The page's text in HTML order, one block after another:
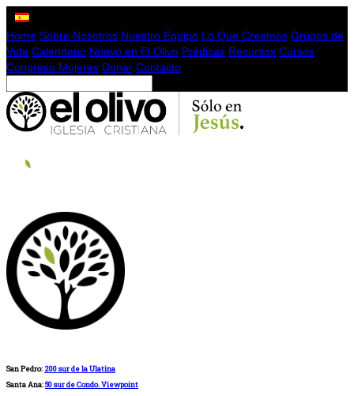
Home Sobre Nosotros Nuestro Equipo Lo Que Creemos Grupos de
Vida Calendario Nuevo en El Olivo Prédicas Recursos Cursos
Congreso Mujeres Donar Contacto
San Pedro: 200 sur de la Ulatina
Santa Ana:50 sur de Condo. Viewpoint